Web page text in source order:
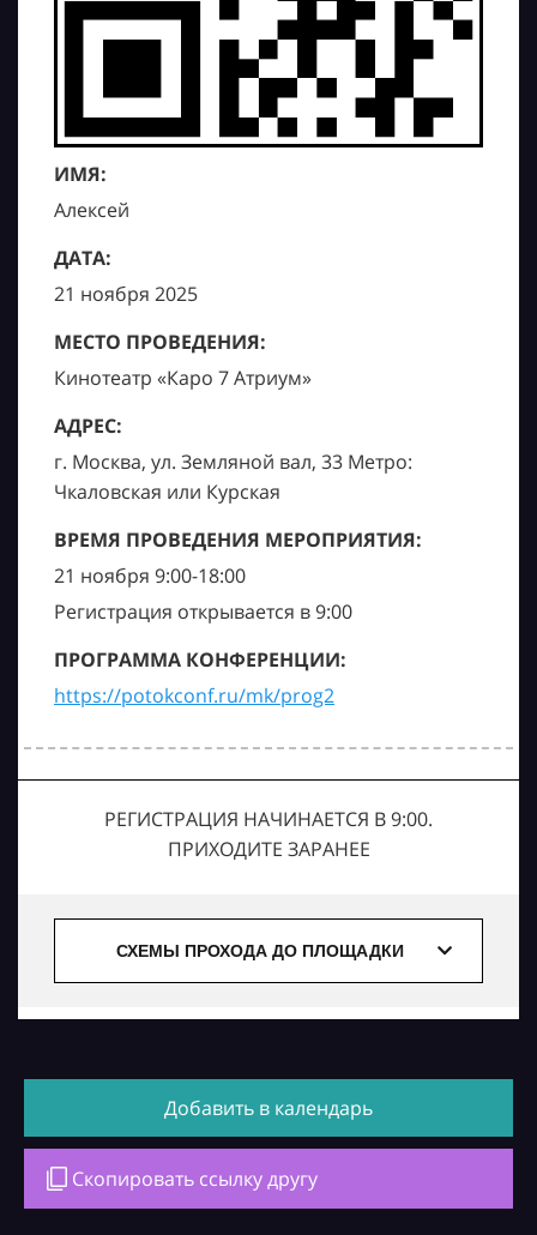
ИМЯ:
Алексей
ДАТА:
21 ноября 2025
МЕСТО ПРОВЕДЕНИЯ:
Кинотеатр «Каро 7 Атриум»
АДРЕС:
г. Москва, ул. Земляной вал, 33 Метро:
Чкаловская или Курская
ВРЕМЯ ПРОВЕДЕНИЯ МЕРОПРИЯТИЯ:
21 ноября 9:00-18:00
Регистрация открывается в 9:00
ПРОГРАММА КОНФЕРЕНЦИИ:
https://potokconf.ru/mk/prog2
РЕГИСТРАЦИЯ НАЧИНАЕТСЯ В 9:00.
ПРИХОДИТЕ ЗАРАНЕЕ
СХЕМЫ ПРОХОДА ДО ПЛОЩАДКИ
Добавить в календарь
Скопировать ссылку другу